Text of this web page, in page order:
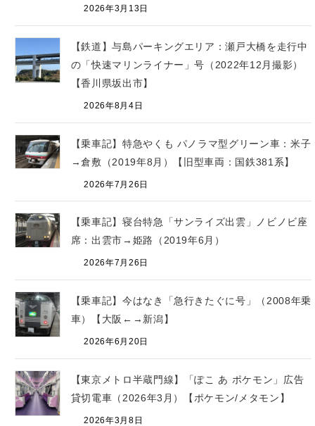
2026年3月13日
【鉄道】与島パーキングエリア：瀬戸大橋を走行中
の「快速マリンライナー」号（2022年12月撮影）
【香川県坂出市】
2026年8月4日
【乗車記】特急やくも パノラマ型グリーン車：米子
→倉敷（2019年8月）【旧型車両：国鉄381系】
2026年7月26日
【乗車記】寝台特急「サンライズ出雲」ノビノビ座
席：出雲市→姫路（2019年6月）
2026年7月26日
【乗車記】今はなき「急行きたぐに号」（2008年乗
車）【大阪←→新潟】
2026年6月20日
【東京メトロ半蔵門線】「ぽこ あ ポケモン」広告
貸切電車（2026年3月）【ポケモン/メタモン】
2026年3月8日